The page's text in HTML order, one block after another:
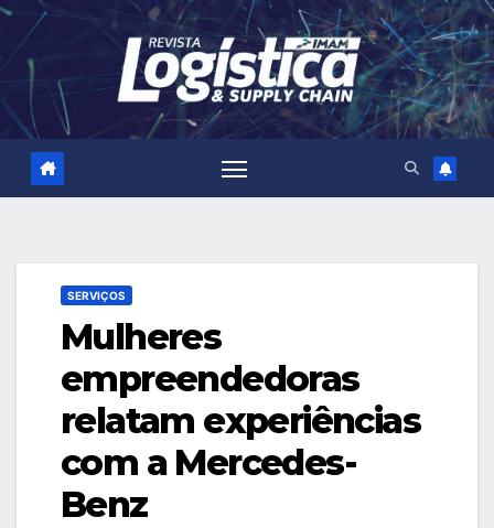
Skip
content
SERVIÇOS
Mulheres
empreendedoras
relatam experiências
com a Mercedes-
Benz